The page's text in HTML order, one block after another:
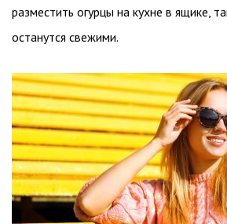
разместить огурцы на кухне в ящике,
останутся свежими.